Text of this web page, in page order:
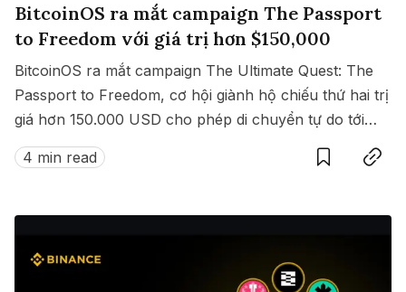
BitcoinOS ra mắt campaign The Passport
to Freedom với giá trị hơn $150,000
BitcoinOS ra mắt campaign The Ultimate Quest: The
Passport to Freedom, cơ hội giành hộ chiếu thứ hai trị
giá hơn 150.000 USD cho phép di chuyển tự do tới
hàng loạt quốc gia không cần visa.
4 min read
SaveCopy link